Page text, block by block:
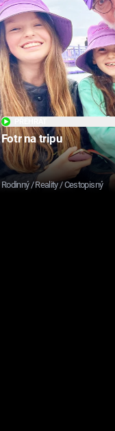
Fotr na tripu
Rodinný / Reality / Cestopisný